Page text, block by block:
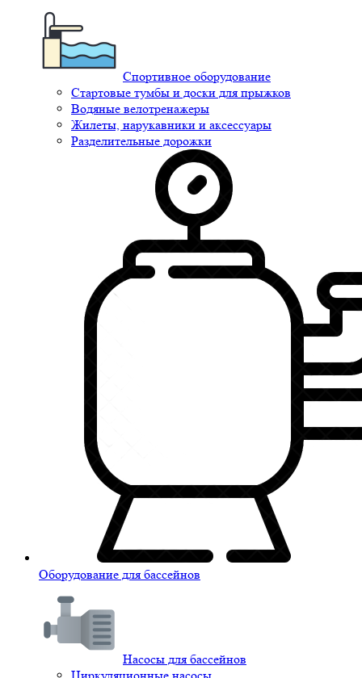
Спортивное оборудование
Стартовые тумбы и доски для прыжков
Водяные велотренажеры
Жилеты, нарукавники и аксессуары
Разделительные дорожки
Оборудование для бассейнов
Насосы для бассейнов